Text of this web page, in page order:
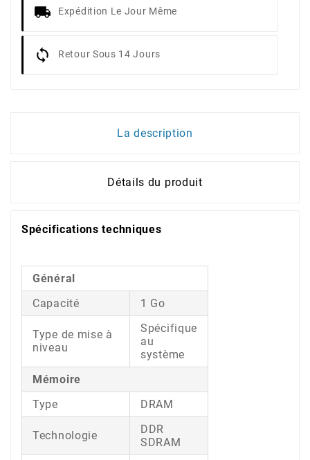
Expédition Le Jour Même
Retour Sous 14 Jours
La description
Détails du produit
Spécifications techniques
Général
Capacité
1 Go
Type de mise à
niveau
Spécifique
au
système
Mémoire
Type
DRAM
Technologie
DDR
SDRAM